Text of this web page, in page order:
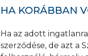
9.) Korm.
a kivitelezés a
vízmérők
ajánlásainak
a locsolási
HA KORÁBBAN
Ha az adott
szerződése, de azt a